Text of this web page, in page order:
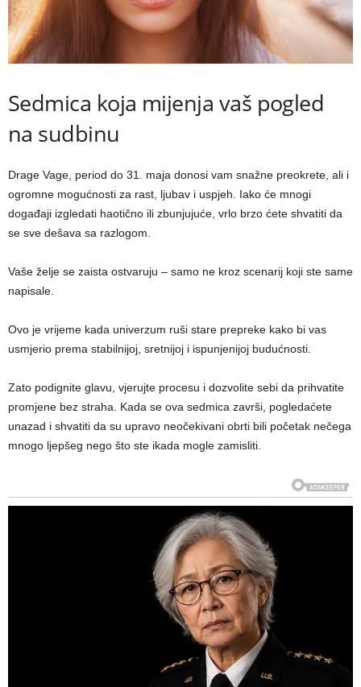
Sedmica koja mijenja vaš pogled
na sudbinu
Drage Vage, period do 31. maja donosi vam snažne preokrete, ali i
ogromne mogućnosti za rast, ljubav i uspjeh. Iako će mnogi
događaji izgledati haotično ili zbunjujuće, vrlo brzo ćete shvatiti da
se sve dešava sa razlogom.
Vaše želje se zaista ostvaruju – samo ne kroz scenarij koji ste same
napisale.
Ovo je vrijeme kada univerzum ruši stare prepreke kako bi vas
usmjerio prema stabilnijoj, sretnijoj i ispunjenijoj budućnosti.
Zato podignite glavu, vjerujte procesu i dozvolite sebi da prihvatite
promjene bez straha. Kada se ova sedmica završi, pogledaćete
unazad i shvatiti da su upravo neočekivani obrti bili početak nečega
mnogo ljepšeg nego što ste ikada mogle zamisliti.